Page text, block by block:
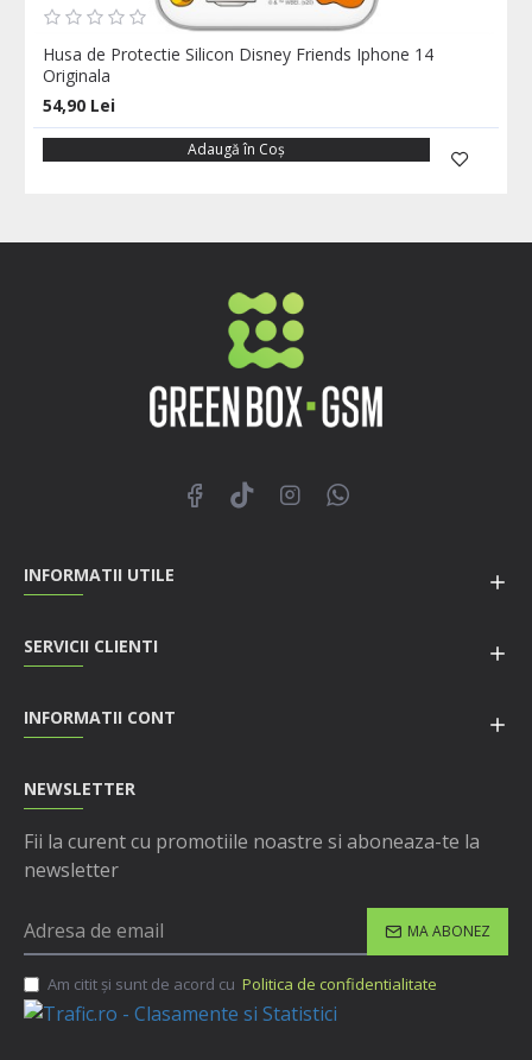
Husa de Protectie Silicon Disney Friends Iphone 14
Originala
54,90 Lei
Adaugă în Coş
INFORMATII UTILE
SERVICII CLIENTI
INFORMATII CONT
NEWSLETTER
Fii la curent cu promotiile noastre si aboneaza-te la
newsletter
MA ABONEZ
Am citit şi sunt de acord cu Politica de confidentialitate